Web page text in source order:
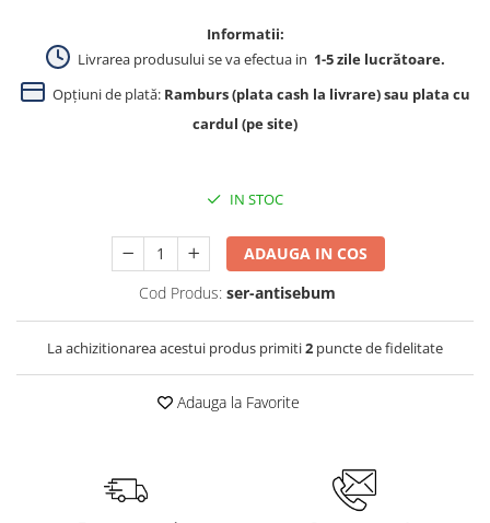
Informatii:
Livrarea produsului se va efectua in 1-5 zile lucrătoare.
Opțiuni de plată: Ramburs (plata cash la livrare) sau plata cu
cardul (pe site)
IN STOC
ADAUGA IN COS
Cod Produs: ser-antisebum
La achizitionarea acestui produs primiti2 puncte de fidelitate
Adauga la Favorite